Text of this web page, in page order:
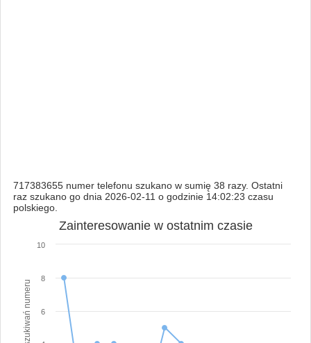
717383655 numer telefonu szukano w sumię 38 razy. Ostatni
raz szukano go dnia 2026-02-11 o godzinie 14:02:23 czasu
polskiego.
Zainteresowanie w ostatnim czasie
6
8
10